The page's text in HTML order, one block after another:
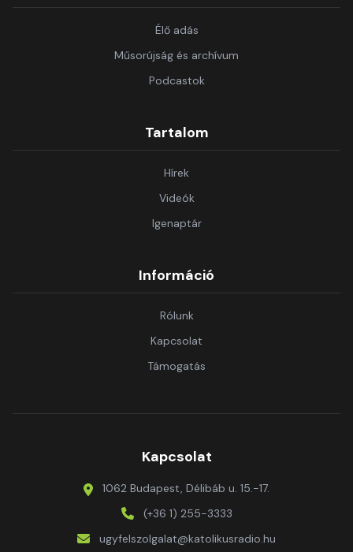
Élő adás
Műsorújság és archívum
Podcastok
Tartalom
Hírek
Videók
Igenaptár
Információ
Rólunk
Kapcsolat
Támogatás
Kapcsolat
1062 Budapest, Délibáb u. 15.-17.
(+36 1) 255-3333
ugyfelszolgalat@katolikusradio.hu